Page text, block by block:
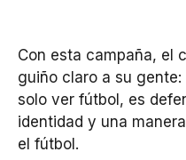
Con esta campaña, el
guiño claro a su
solo ver fútbol, es
identidad y una
el fútbol.